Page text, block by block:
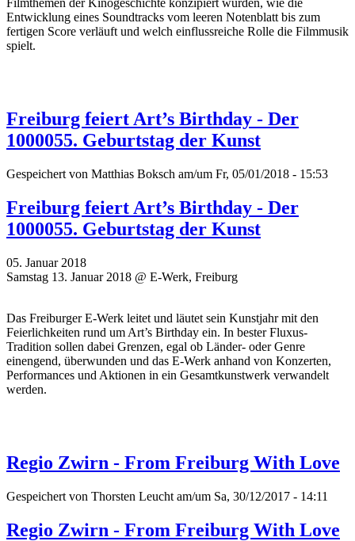
Filmthemen der Kinogeschichte konzipiert wurden, wie die
Entwicklung eines Soundtracks vom leeren Notenblatt bis zum
fertigen Score verläuft und welch einflussreiche Rolle die Filmmusik
spielt.
Freiburg feiert Art’s Birthday - Der
1000055. Geburtstag der Kunst
Gespeichert von Matthias Boksch am/um Fr, 05/01/2018 - 15:53
Freiburg feiert Art’s Birthday - Der
1000055. Geburtstag der Kunst
05. Januar 2018
Samstag 13. Januar 2018 @ E-Werk, Freiburg
Das Freiburger E-Werk leitet und läutet sein Kunstjahr mit den
Feierlichkeiten rund um Art’s Birthday ein. In bester Fluxus-
Tradition sollen dabei Grenzen, egal ob Länder- oder Genre
einengend, überwunden und das E-Werk anhand von Konzerten,
Performances und Aktionen in ein Gesamtkunstwerk verwandelt
werden.
Regio Zwirn - From Freiburg With Love
Gespeichert von Thorsten Leucht am/um Sa, 30/12/2017 - 14:11
Regio Zwirn - From Freiburg With Love